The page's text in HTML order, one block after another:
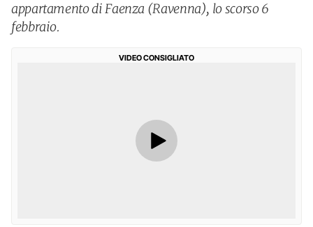
appartamento di Faenza (Ravenna), lo scorso 6
febbraio.
VIDEO CONSIGLIATO